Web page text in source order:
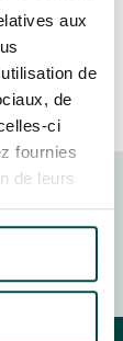
aux
de
de
ci
fournies
de leurs
PARIS -
PARIS -